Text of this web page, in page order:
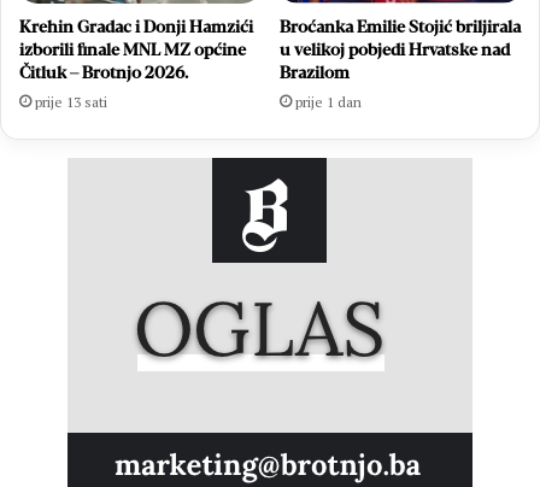
Krehin Gradac i Donji Hamzići
izborili finale MNL MZ općine
Čitluk – Brotnjo 2026.
prije 13 sati
Broćanka Emilie Stojić briljirala
u velikoj pobjedi Hrvatske nad
Brazilom
prije 1 dan